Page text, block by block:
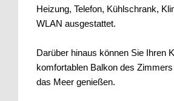
Heizung, Telefon, Kühlschrank,
WLAN ausgestattet.
Darüber hinaus können Sie Ihren
komfortablen Balkon des
das Meer genießen.